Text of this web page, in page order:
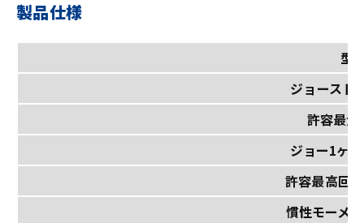
製品仕様
型
ジョースト
許容最
ジョー1ヶ
許容最高回
慣性モーメ